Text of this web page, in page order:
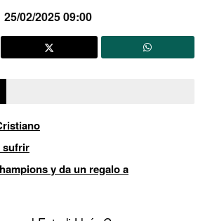
25/02/2025 09:00
sufrir
y da un regalo a